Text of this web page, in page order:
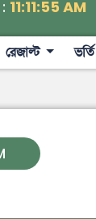
11:11:56 AM
রেজাল্ট ভর্তি